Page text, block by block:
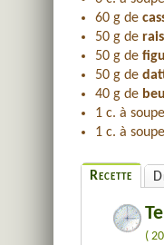
60 g de
50 g de
50 g de
50 g de
40 g de
1 c. à
1 c. à
Recette
(